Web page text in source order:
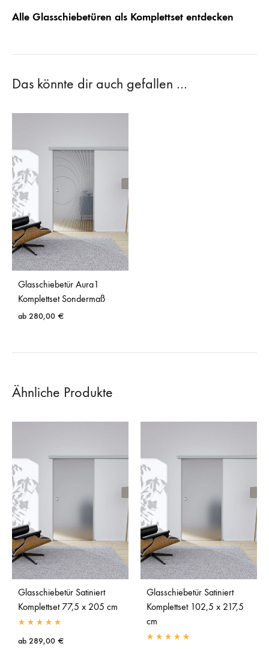
Alle Glasschiebetüren als Komplettset entdecken
Das könnte dir auch gefallen …
Glasschiebetür Aura1
Komplettset Sondermaß
ab 280,00 €
Ähnliche Produkte
Glasschiebetür Satiniert
Komplettset 77,5 x 205 cm
ab 289,00 €
Glasschiebetür Satiniert
Komplettset 102,5 x 217,5
cm